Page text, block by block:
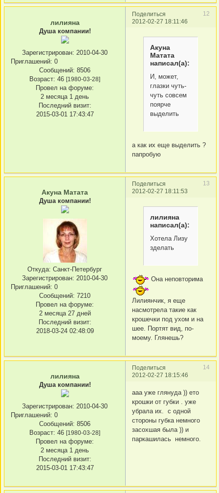
Поделиться
12
2012-02-27 18:11:46
лилияна
Душа компании!
Зарегистрирован: 2010-04-30
Приглашений: 0
Сообщений: 8506
Возраст: 46 [1980-03-28]
Провел на форуме:
2 месяца 1 день
Последний визит:
2015-03-01 17:43:47
Акуна
Матата
написал(а):
И, может,
глазки чуть-
чуть совсем
поярче
выделить
а как их еще выделить ?
папробую
Поделиться
13
2012-02-27 18:11:53
Акуна Матата
Душа компании!
Откуда: Санкт-Петербург
Зарегистрирован: 2010-04-30
Приглашений: 0
Сообщений: 7210
Провел на форуме:
2 месяца 27 дней
Последний визит:
2018-03-24 02:48:09
лилияна
написал(а):
Хотела Лизу
зделать
Она неповторима
Лилиянчик, я еще
насмотрела такие как
крошечки под ухом и на
шее. Портят вид, по-
моему. Глянешь?
Поделиться
14
2012-02-27 18:15:46
лилияна
Душа компании!
Зарегистрирован: 2010-04-30
Приглашений: 0
Сообщений: 8506
Возраст: 46 [1980-03-28]
Провел на форуме:
2 месяца 1 день
Последний визит:
2015-03-01 17:43:47
ааа уже глянуда )) ето
крошки от губки . уже
убрала их. с одной
стороны губка немного
засохшая была )) и
паркашилась немного.